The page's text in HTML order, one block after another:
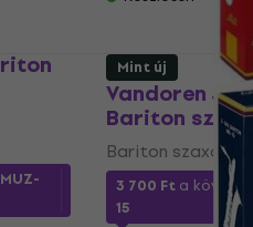
Vandoren
Bariton
Bariton szaxofon
3 700 Fta
15
Mint új